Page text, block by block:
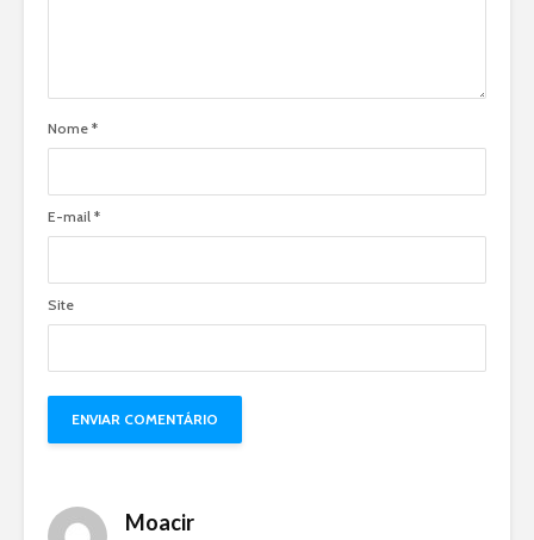
Nome *
E-mail *
Site
Moacir